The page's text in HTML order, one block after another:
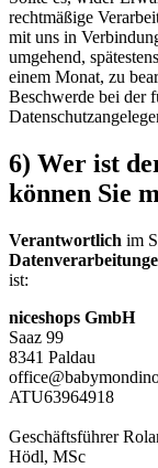
rechtmäßige
mit uns in
umgehend,
einem Monat, zu
Beschwerde bei der
6) Wer ist
können Sie
Verantwortlich im
ist:
niceshops GmbH
Saaz 99
8341 Paldau
ATU63964918
Geschäftsführer
Hödl, MSc